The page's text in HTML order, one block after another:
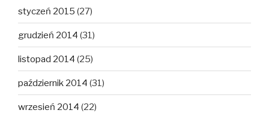
styczeń 2015 (27)
grudzień 2014 (31)
listopad 2014 (25)
październik 2014 (31)
wrzesień 2014 (22)